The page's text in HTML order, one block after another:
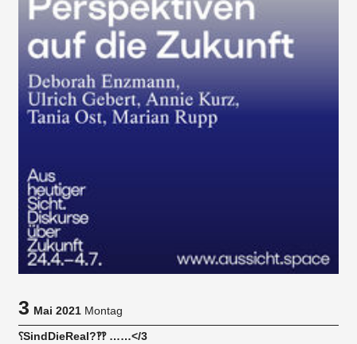
3Mai 2021 Montag
⸮SindDieReal?‽‽ ……</3